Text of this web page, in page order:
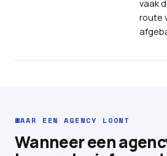
vaak
route
WAAR EEN AGENCY LOONT
Wanneer een